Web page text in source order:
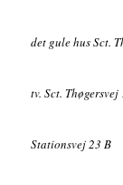
det gule hus Sct.
tv. Sct.
Stationsvej 23 B